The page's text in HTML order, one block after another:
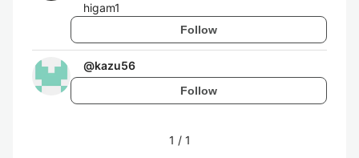
higam1
Follow
@kazu56
Follow
1 / 1